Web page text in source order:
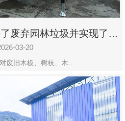
废弃园林垃圾并实现了再
利用03-20
废旧木板、树枝、木…